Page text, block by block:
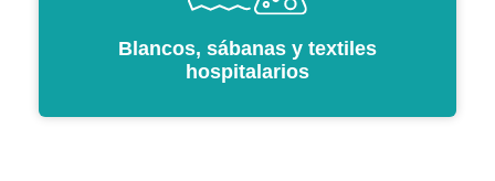
Blancos, sábanas y textiles
hospitalarios